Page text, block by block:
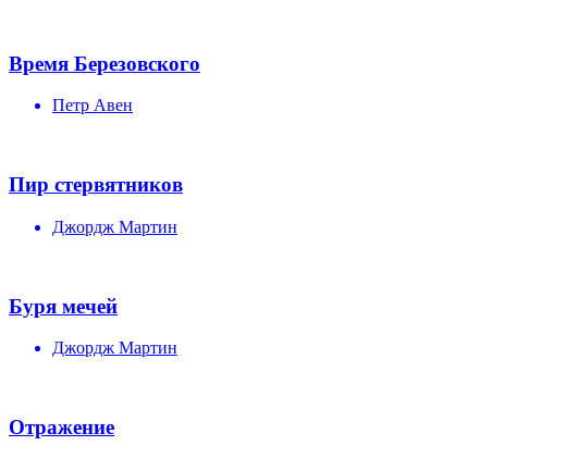
Время Березовского
Петр Авен
Пир стервятников
Джордж Мартин
Буря мечей
Джордж Мартин
Отражение